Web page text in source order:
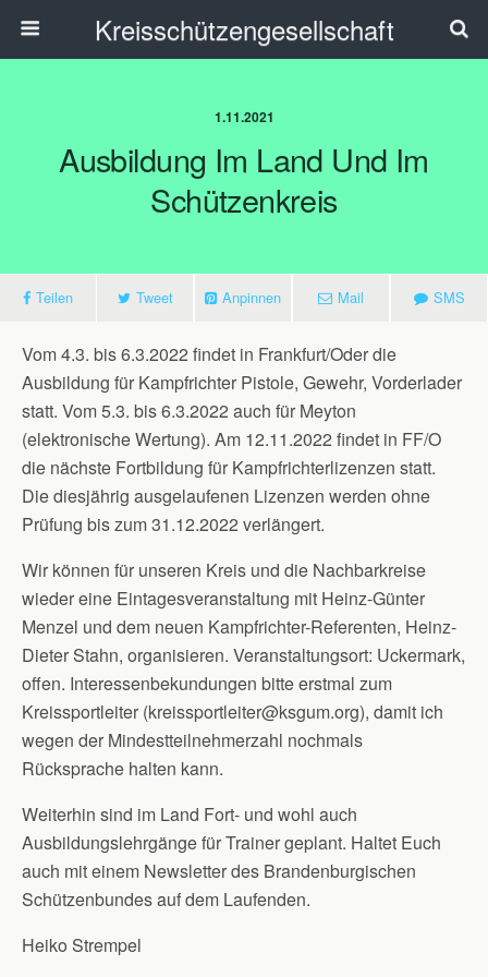
Kreisschützengesellschaft
1.11.2021
Ausbildung Im Land Und Im
Schützenkreis
Teilen Tweet Anpinnen Mail SMS
Vom 4.3. bis 6.3.2022 findet in Frankfurt/Oder die
Ausbildung für Kampfrichter Pistole, Gewehr, Vorderlader
statt. Vom 5.3. bis 6.3.2022 auch für Meyton
(elektronische Wertung). Am 12.11.2022 findet in FF/O
die nächste Fortbildung für Kampfrichterlizenzen statt.
Die diesjährig ausgelaufenen Lizenzen werden ohne
Prüfung bis zum 31.12.2022 verlängert.
Wir können für unseren Kreis und die Nachbarkreise
wieder eine Eintagesveranstaltung mit Heinz-Günter
Menzel und dem neuen Kampfrichter-Referenten, Heinz-
Dieter Stahn, organisieren. Veranstaltungsort: Uckermark,
offen. Interessenbekundungen bitte erstmal zum
Kreissportleiter (kreissportleiter@ksgum.org), damit ich
wegen der Mindestteilnehmerzahl nochmals
Rücksprache halten kann.
Weiterhin sind im Land Fort- und wohl auch
Ausbildungslehrgänge für Trainer geplant. Haltet Euch
auch mit einem Newsletter des Brandenburgischen
Schützenbundes auf dem Laufenden.
Heiko Strempel